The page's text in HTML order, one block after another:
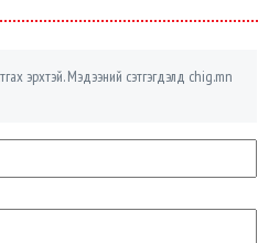
эрхтэй. Мэдээний сэтгэгдэлд chig.mn